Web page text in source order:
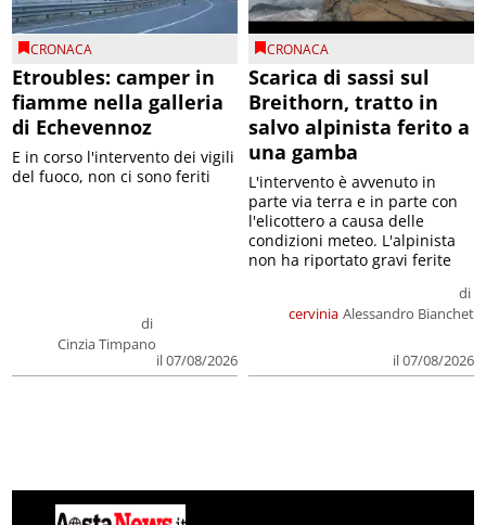
CRONACA
Etroubles: camper in
fiamme nella galleria
di Echevennoz
di
Cinzia Timpano
il 07/08/2026
E in corso l'intervento dei vigili
del fuoco, non ci sono feriti
CRONACA
Scarica di sassi sul
Breithorn, tratto in
salvo alpinista ferito a
una gamba
cervinia
di
Alessandro Bianchet
il 07/08/2026
L'intervento è avvenuto in
parte via terra e in parte con
l'elicottero a causa delle
condizioni meteo. L'alpinista
non ha riportato gravi ferite